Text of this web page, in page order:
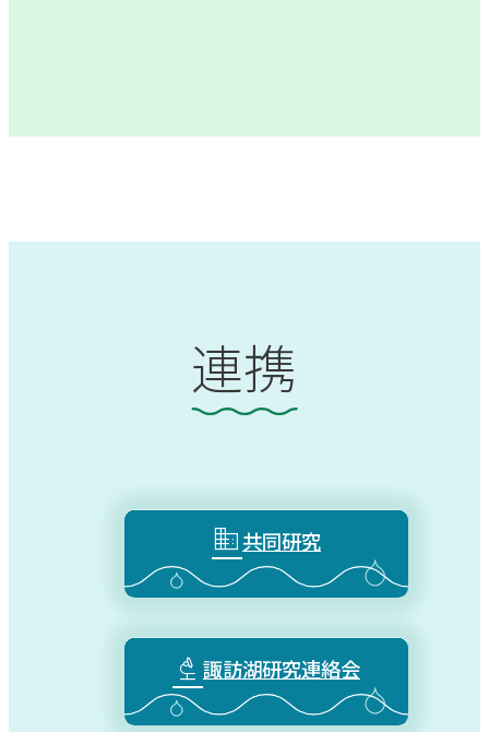
連携
共同研究
 諏訪湖研究連絡会